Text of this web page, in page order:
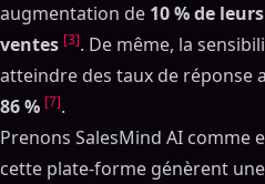
augmentation de 10 % de
ventes [3]. De même, la
atteindre des taux de réponse
86 % [7].
Prenons SalesMind AI comme
cette plate-forme génèrent